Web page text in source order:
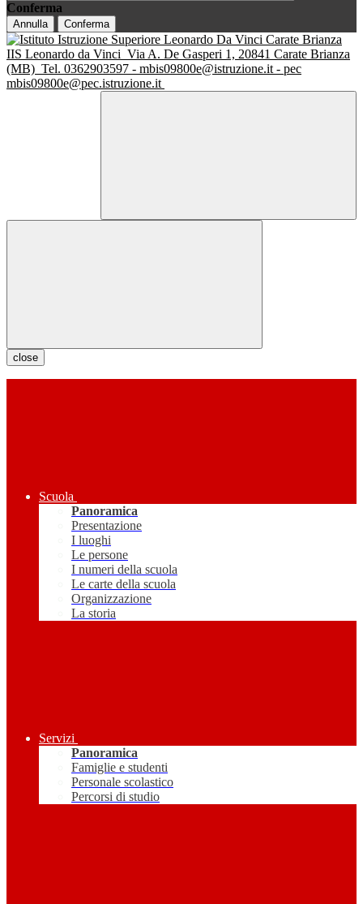
Conferma
Annulla Conferma
IIS Leonardo da Vinci Via A. De Gasperi 1, 20841 Carate Brianza
(MB) Tel. 0362903597 - mbis09800e@istruzione.it - pec
mbis09800e@pec.istruzione.it
close
Scuola
Panoramica
Presentazione
I luoghi
Le persone
I numeri della scuola
Le carte della scuola
Organizzazione
La storia
Servizi
Panoramica
Famiglie e studenti
Personale scolastico
Percorsi di studio